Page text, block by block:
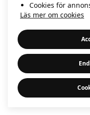
Cookies för
Läs mer om cookies